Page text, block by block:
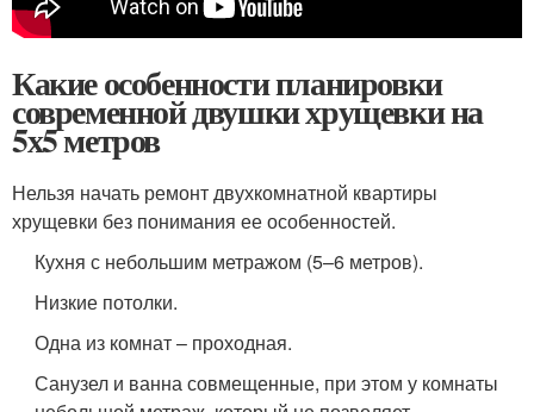
Какие особенности планировки
современной двушки хрущевки на
5х5 метров
Нельзя начать ремонт двухкомнатной квартиры
хрущевки без понимания ее особенностей.
Кухня с небольшим метражом (5–6 метров).
Низкие потолки.
Одна из комнат – проходная.
Санузел и ванна совмещенные, при этом у комнаты